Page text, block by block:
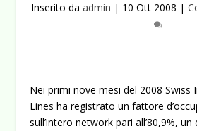
Inserito da admin | 10 Ott 2008 |
Nei primi nove mesi del 2008 Swiss
Lines ha registrato un fattore
sull’intero network pari all’80,9%, un